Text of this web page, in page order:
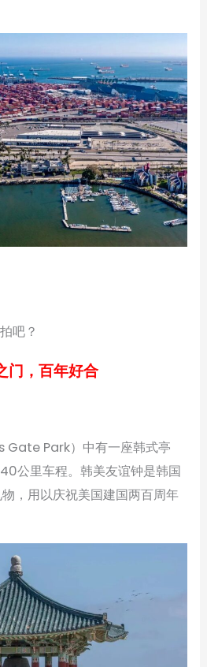
吧？
门，百年好合
Gate Park）中有一座韩式亭
公里车程。韩美友谊钟是韩国
，用以庆祝美国建国两百周年